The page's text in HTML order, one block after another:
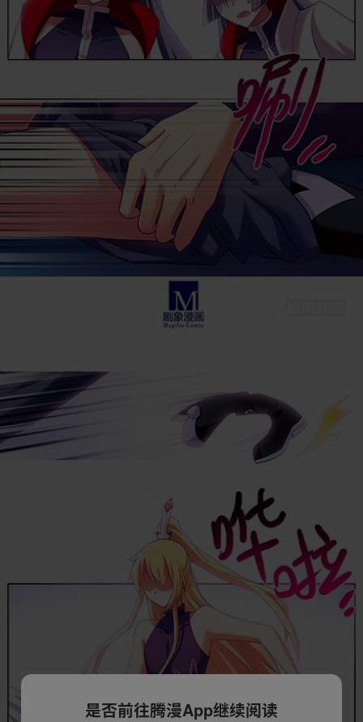
是否前往腾漫App继续阅读